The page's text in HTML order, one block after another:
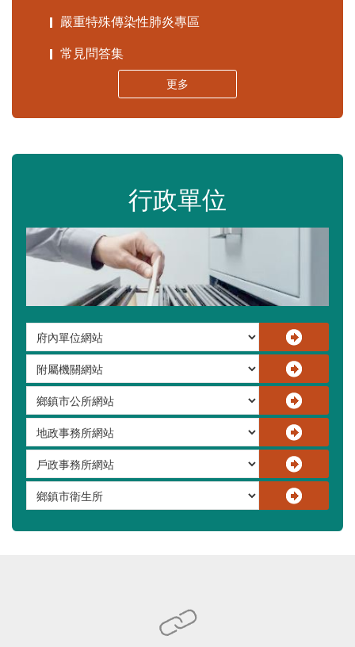
嚴重特殊傳染性肺炎專區
常見問答集
更多
行政單位